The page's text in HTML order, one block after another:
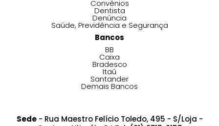
Convênios
Dentista
Denúncia
Saúde, Previdência e Segurança
Bancos
BB
Caixa
Bradesco
Itaú
Santander
Demais Bancos
Sede- Rua Maestro Felício Toledo, 495 - S/Loja -